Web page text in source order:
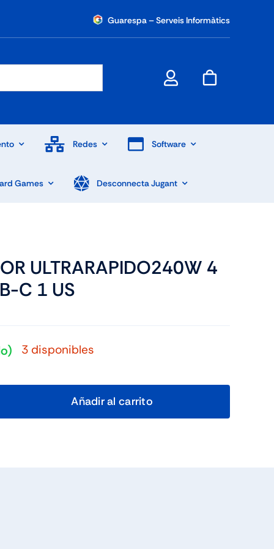
Guarespa – Serveis Informàtics
Redes Software
Games Desconnecta Jugant
ULTRARAPIDO240W 4
C 1 US
3 disponibles
Añadir al carrito